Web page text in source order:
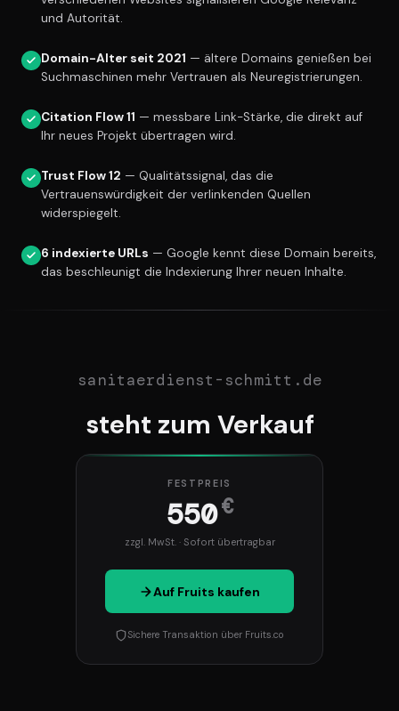
und Autorität.
Domain-Alter seit 2021 — ältere Domains genießen bei
Suchmaschinen mehr Vertrauen als Neuregistrierungen.
Citation Flow 11 — messbare Link-Stärke, die direkt auf
Ihr neues Projekt übertragen wird.
Trust Flow 12 — Qualitätssignal, das die
Vertrauenswürdigkeit der verlinkenden Quellen
widerspiegelt.
6 indexierte URLs — Google kennt diese Domain bereits,
das beschleunigt die Indexierung Ihrer neuen Inhalte.
sanitaerdienst-schmitt.de
steht zum Verkauf
FESTPREIS
550€
zzgl. MwSt. · Sofort übertragbar
Auf Fruits kaufen
Sichere Transaktion über Fruits.co